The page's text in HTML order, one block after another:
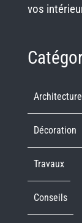
vos
Architecture
Décoration
Travaux
Conseils